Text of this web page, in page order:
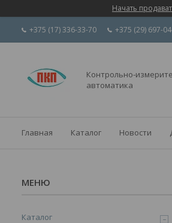
Начать
+375 (17) 336-33-70 +375 (29) 697-
Контрольно-
автоматика
Главная Каталог Новости
Каталог